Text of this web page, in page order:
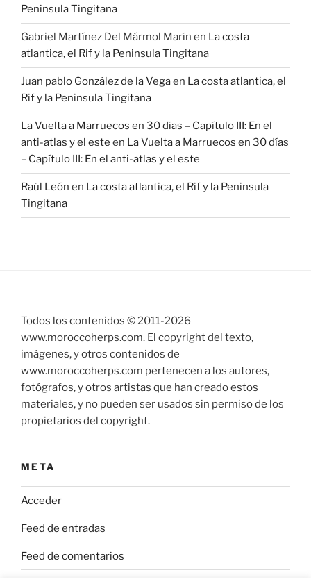
Peninsula Tingitana
Gabriel Martínez Del Mármol Marín en La costa
atlantica, el Rif y la Peninsula Tingitana
Juan pablo González de la Vegaen La costa atlantica, el
Rif y la Peninsula Tingitana
La Vuelta a Marruecos en 30 días – Capítulo III: En el
anti-atlas y el este en La Vuelta a Marruecos en 30 días
– Capítulo III: En el anti-atlas y el este
Raúl León en La costa atlantica, el Rif y la Peninsula
Tingitana
Todos los contenidos © 2011-2026
www.moroccoherps.com. El copyright del texto,
imágenes, y otros contenidos de
www.moroccoherps.com pertenecen a los autores,
fotógrafos, y otros artistas que han creado estos
materiales, y no pueden ser usados sin permiso de los
propietarios del copyright.
META
Acceder
Feed de entradas
Feed de comentarios